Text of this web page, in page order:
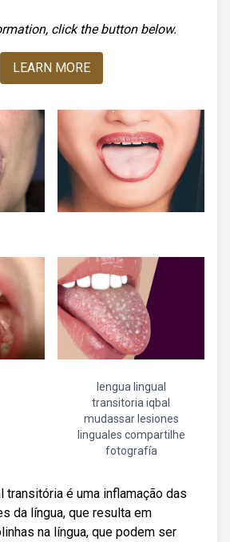
click the button below.
LEARN MORE
lengua lingual
transitoria iqbal
mudassar lesiones
linguales compartilhe
fotografía
transitória é uma inflamação das
da língua, que resulta em
na língua, que podem ser